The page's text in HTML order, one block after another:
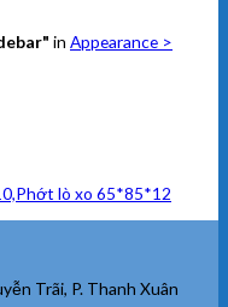
in Appearance >
lò xo 65*85*12
Trãi, P. Thanh Xuân